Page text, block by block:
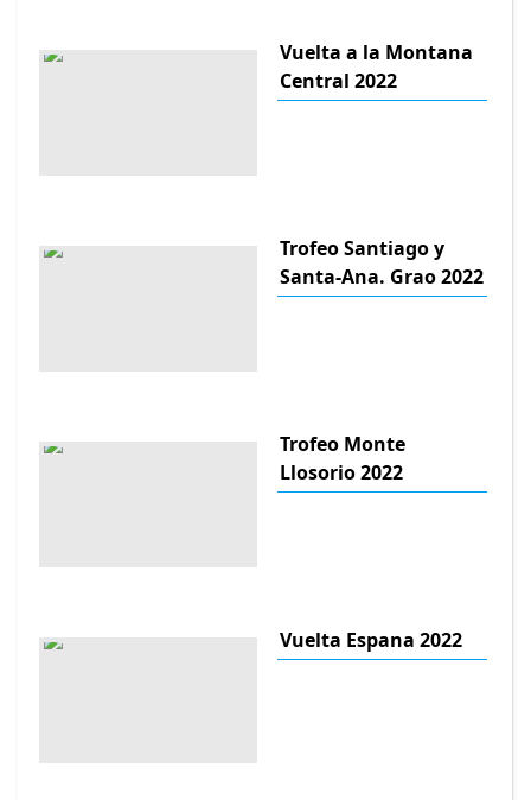
Vuelta a la Montana
Central 2022
Trofeo Santiago y
Santa-Ana. Grao 2022
Trofeo Monte
Llosorio 2022
Vuelta Espana 2022